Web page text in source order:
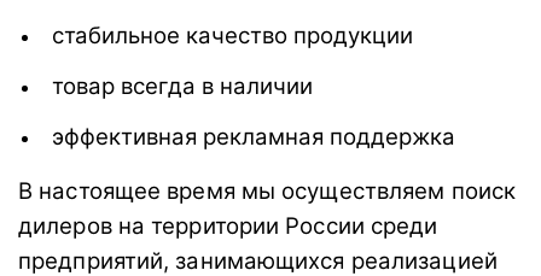
стабильное качество продукции
товар всегда в наличии
эффективная рекламная поддержка
В настоящее время мы осуществляем поиск
дилеров на территории России среди
предприятий, занимающихся реализацией